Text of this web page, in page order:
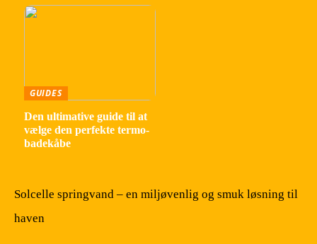
GUIDES
Den ultimative guide til at
vælge den perfekte termo-
badekåbe
Solcelle springvand – en miljøvenlig og smuk løsning til
haven